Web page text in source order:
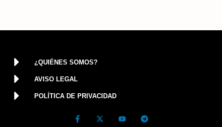
¿QUIÉNES SOMOS?
AVISO LEGAL
POLÍTICA DE PRIVACIDAD